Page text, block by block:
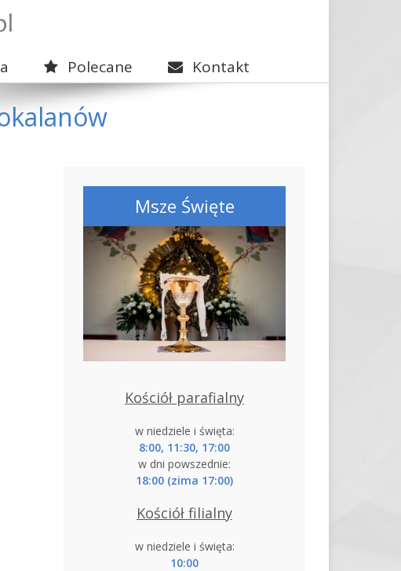
Polecane Kontakt
Msze Święte
Kościół parafialny
w niedziele i święta:
8:00, 11:30, 17:00
w dni powszednie:
18:00 (zima 17:00)
Kościół filialny
w niedziele i święta:
10:00